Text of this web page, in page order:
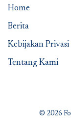
Home
Berita
Kebijakan Privasi
Tentang Kami
© 2026